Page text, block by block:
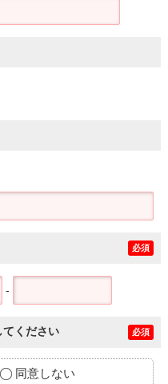
必須
-
ください 必須
同意しない